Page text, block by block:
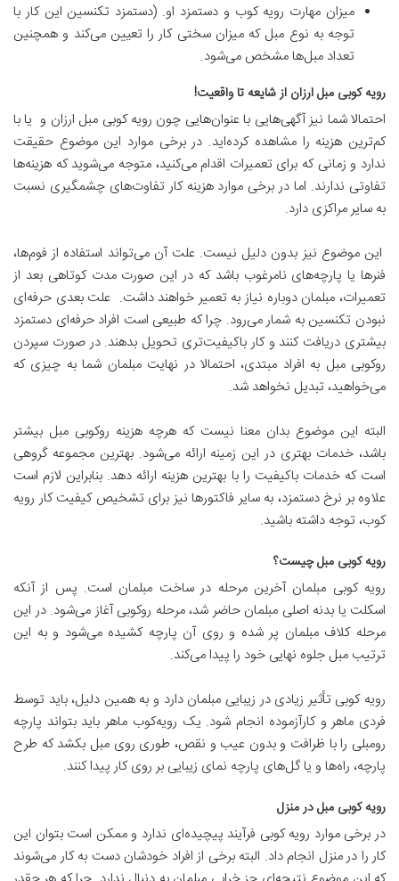
میزان مهارت رویه کوب و دستمزد او. (دستمزد تکنسین این کار با
توجه به نوع مبل که میزان سختی کار را تعیین می‌کند و همچنین
تعداد مبل‌ها مشخص می‌شود.
رویه کوبی مبل ارزان از شایعه تا واقعیت!
احتمالا شما نیز آگهی‌هایی با عنوان‌هایی چون رویه کوبی مبل ارزان و یا با
کم‌ترین هزینه را مشاهده کرده‌اید. در برخی موارد این موضوع حقیقت
ندارد و زمانی که برای تعمیرات اقدام می‌کنید، متوجه می‌شوید که هزینه‌ها
تفاوتی ندارند. اما در برخی موارد هزینه کار تفاوت‌های چشمگیری نسبت
به سایر مراکزی دارد.
این موضوع نیز بدون دلیل نیست. علت آن می‌تواند استفاده از فوم‌ها،
فنرها یا پارچه‌های نامرغوب باشد که در این صورت مدت کوتاهی بعد از
تعمیرات، مبلمان دوباره نیاز به تعمیر خواهند داشت. علت بعدی حرفه‌ای
نبودن تکنسین به شمار می‌رود. چرا که طبیعی است افراد حرفه‌ای دستمزد
بیشتری دریافت کنند و کار باکیفیت‌تری تحویل بدهند. در صورت سپردن
روکوبی مبل به افراد مبتدی، احتمالا در نهایت مبلمان شما به چیزی که
می‌خواهید، تبدیل نخواهد شد.
البته این موضوع بدان معنا نیست که هرچه هزینه روکوبی مبل بیشتر
باشد، خدمات بهتری در این زمینه ارائه می‌شود. بهترین مجموعه گروهی
است که خدمات باکیفیت را با بهترین هزینه ارائه دهد. بنابراین لازم است
علاوه بر نرخ دستمزد، به سایر فاکتورها نیز برای تشخیص کیفیت کار رویه
کوب، توجه داشته باشید.
رویه کوبی مبل چیست؟
رویه کوبی مبلمان آخرین مرحله در ساخت مبلمان است. پس از آنکه
اسکلت یا بدنه اصلی مبلمان حاضر شد، مرحله روکوبی آغاز می‌شود. در این
مرحله کلاف مبلمان پر شده و روی آن پارچه کشیده می‌شود و به این
ترتیب مبل جلوه نهایی خود را پیدا می‌کند.
رویه کوبی تأثیر زیادی در زیبایی مبلمان دارد و به همین دلیل، باید توسط
فردی ماهر و کارآزموده انجام ‌‌شود. یک رویه‌کوب ماهر باید بتواند پارچه
رومبلی را با ظرافت و بدون عیب و نقص، طوری روی مبل بکشد که طرح
پارچه، راه‌ها و یا گل‌های پارچه نمای زیبایی بر روی کار پیدا کنند.
رویه کوبی مبل در منزل
در برخی موارد رویه کوبی فرآیند پیچیده‌ای ندارد و ممکن است بتوان این
کار را در منزل انجام داد. البته برخی از افراد خودشان دست به کار می‌شوند